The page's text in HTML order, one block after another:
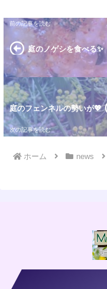
庭のノゲシを食べる✨
庭のフェンネルの勢いが💖
ホーム news